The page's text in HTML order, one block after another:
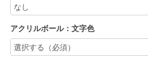
アクリルボール：文字色